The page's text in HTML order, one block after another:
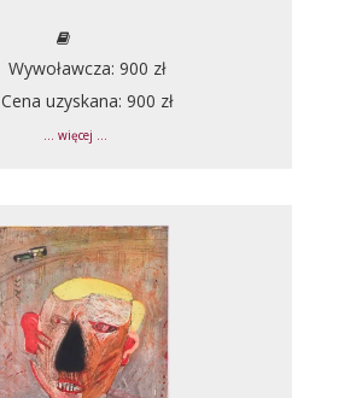
Wywoławcza: 900 zł
Cena uzyskana: 900 zł
... więcej ...